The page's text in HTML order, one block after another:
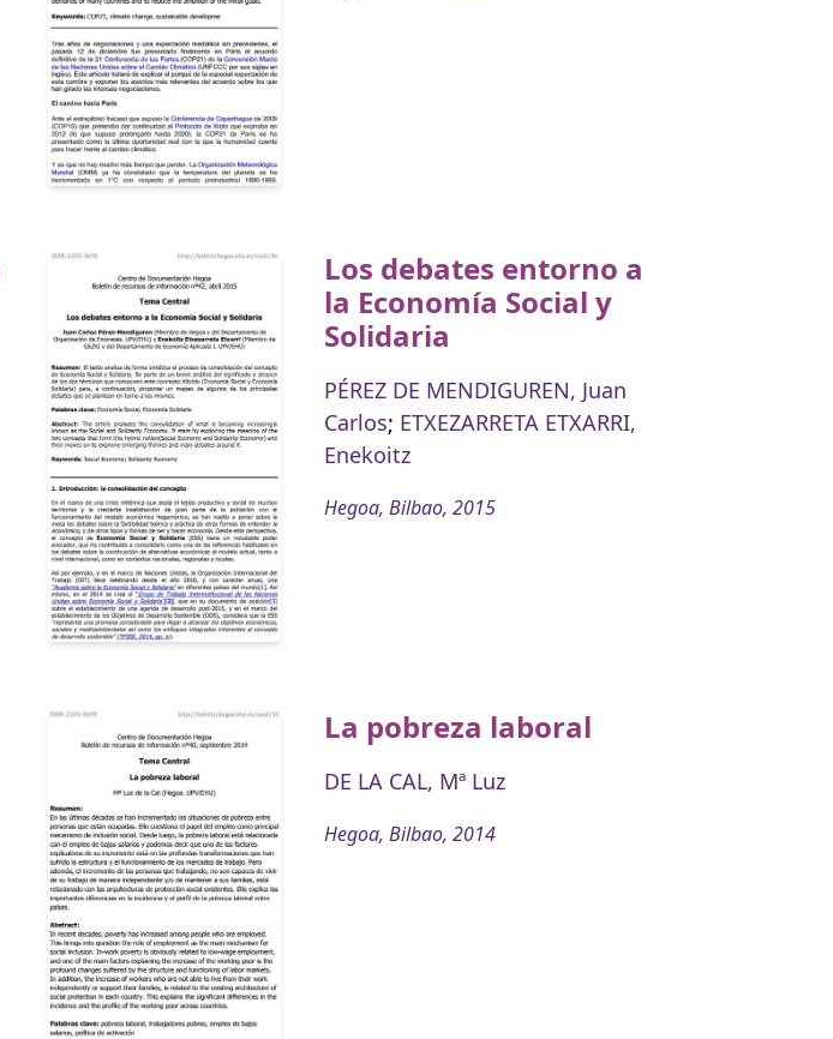
Los debates entorno a
la Economía Social y
Solidaria
PÉREZ DE MENDIGUREN, Juan
Carlos; ETXEZARRETA ETXARRI,
Enekoitz
Hegoa, Bilbao, 2015
La pobreza laboral
DE LA CAL, Mª Luz
Hegoa, Bilbao, 2014